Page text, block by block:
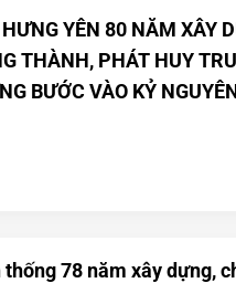
YÊN 80 NĂM XÂY
THÀNH, PHÁT HUY
BƯỚC VÀO KỶ
78 năm xây dựng,